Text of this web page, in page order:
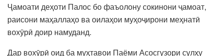
Ҷамоати деҳоти Палос бо фаъолону сокинони ҷамоат,
раисони маҳаллаҳо ва оилаҳои муҳоҷирони меҳнатӣ
вохӯрӣ доир намуданд.
Дар вохӯрӣ оид ба муҳтавои Паёми Асосгузори сулҳу